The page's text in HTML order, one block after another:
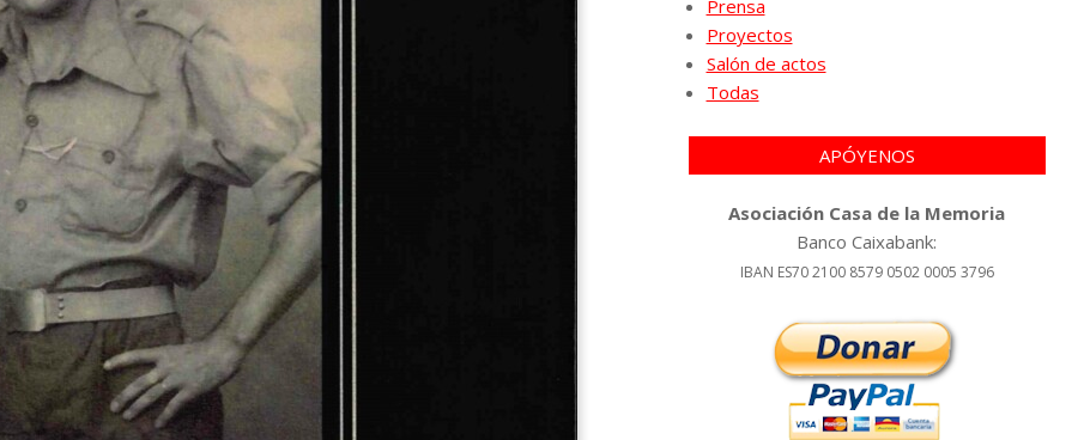
Prensa
Proyectos
Salón de actos
Todas
APÓYENOS
Asociación Casa de la Memoria
Banco Caixabank:
IBAN ES70 2100 8579 0502 0005 3796